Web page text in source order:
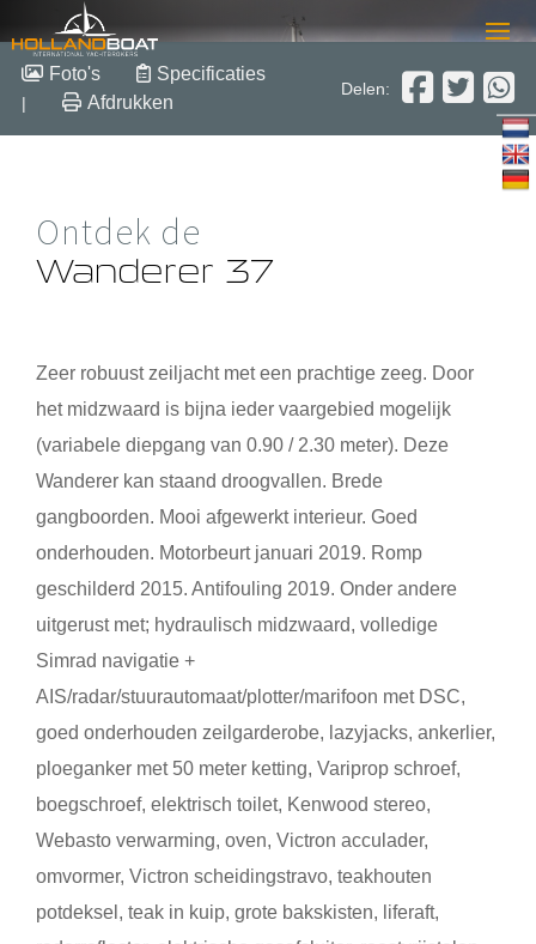
Wanderer 37
Verkocht
Foto's Specificaties
| Afdrukken
Delen:
Ontdek de
Wanderer 37
Zeer robuust zeiljacht met een prachtige zeeg. Door
het midzwaard is bijna ieder vaargebied mogelijk
(variabele diepgang van 0.90 / 2.30 meter). Deze
Wanderer kan staand droogvallen. Brede
gangboorden. Mooi afgewerkt interieur. Goed
onderhouden. Motorbeurt januari 2019. Romp
geschilderd 2015. Antifouling 2019. Onder andere
uitgerust met; hydraulisch midzwaard, volledige
Simrad navigatie +
AIS/radar/stuurautomaat/plotter/marifoon met DSC,
goed onderhouden zeilgarderobe, lazyjacks, ankerlier,
ploeganker met 50 meter ketting, Variprop schroef,
boegschroef, elektrisch toilet, Kenwood stereo,
Webasto verwarming, oven, Victron acculader,
omvormer, Victron scheidingstravo, teakhouten
potdeksel, teak in kuip, grote bakskisten, liferaft,